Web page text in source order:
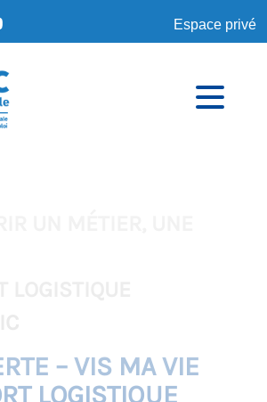
Espace privé
– VIS MA VIE
LOGISTIQUE